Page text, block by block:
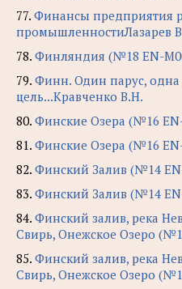
77. Финансы предприятия
промышленностиЛазарев
78. Финляндия (№18 EN-
79. Финн. Один парус,
цель...Кравченко В.Н.
80. Финские Озера (№16
81. Финские Озера (№16
82. Финский Залив (№14
83. Финский Залив (№14
84. Финский залив, река
Свирь, Онежское Озеро
85. Финский залив, река
Свирь, Онежское Озеро